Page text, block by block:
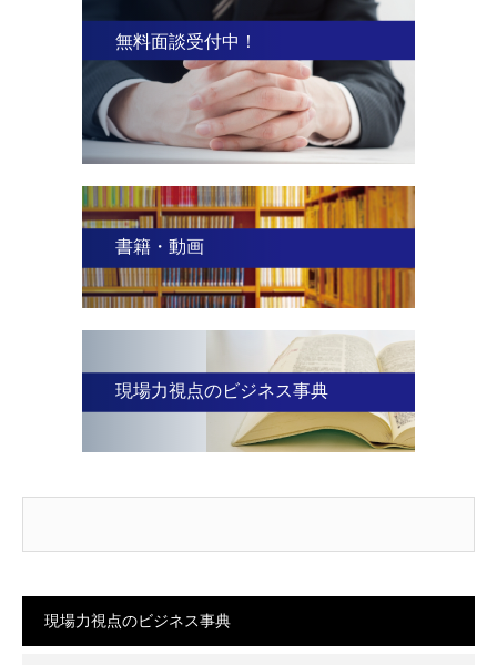
無料面談受付中！
書籍・動画
現場力視点のビジネス事典
現場力視点のビジネス事典